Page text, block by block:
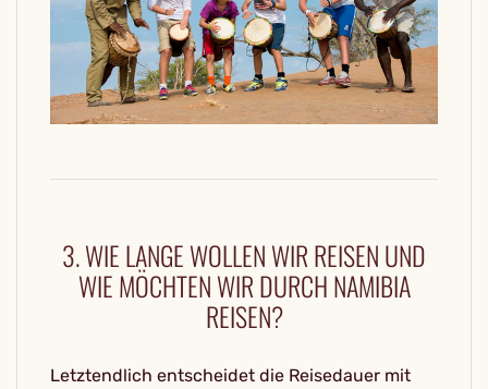
3. WIE LANGE WOLLEN WIR REISEN UND
WIE MÖCHTEN WIR DURCH NAMIBIA
REISEN?
Letztendlich entscheidet die Reisedauer mit